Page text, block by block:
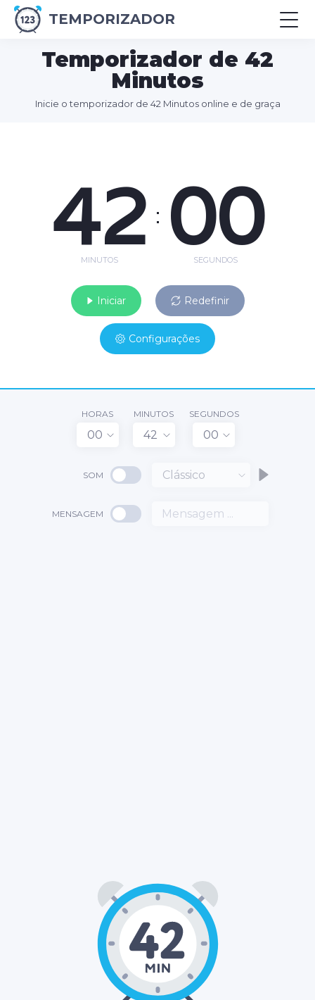
TEMPORIZADOR
Temporizador de 42
Minutos
Inicie o temporizador de 42 Minutos online e de graça
42
MINUTOS
: 00
SEGUNDOS
Iniciar Redefinir
Configurações
HORAS
00
MINUTOS
42
SEGUNDOS
00
SOM Clássico
MENSAGEM
42
MINUTOS
: 00
SEGUNDOS